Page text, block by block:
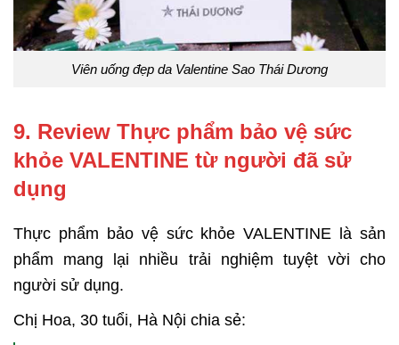
Viên uống đẹp da Valentine Sao Thái Dương
9. Review Thực phẩm bảo vệ sức
khỏe VALENTINE từ người đã sử
dụng
Thực phẩm bảo vệ sức khỏe VALENTINE là sản
phẩm mang lại nhiều trải nghiệm tuyệt vời cho
người sử dụng.
Chị Hoa, 30 tuổi, Hà Nội chia sẻ: